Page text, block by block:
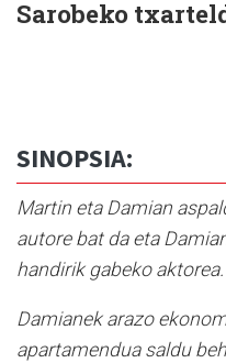
Sarobeko
SINOPSIA:
Martin eta Damian
autore bat da eta
handirik gabeko aktorea.
Damianek arazo
apartamendua saldu